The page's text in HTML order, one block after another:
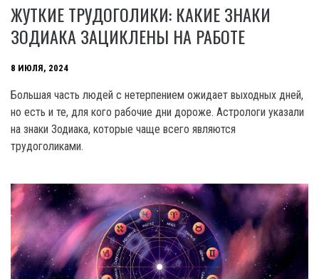
ЖУТКИЕ ТРУДОГОЛИКИ: КАКИЕ ЗНАКИ
ЗОДИАКА ЗАЦИКЛЕНЫ НА РАБОТЕ
8 ИЮЛЯ, 2024
Большая часть людей с нетерпением ожидает выходных дней,
но есть и те, для кого рабочие дни дороже. Астрологи указали
на знаки Зодиака, которые чаще всего являются
трудоголиками.